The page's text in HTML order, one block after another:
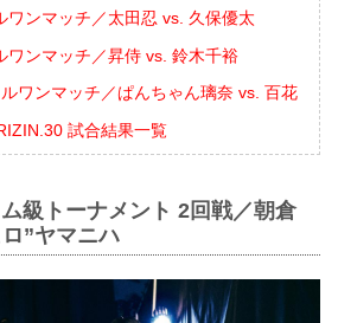
ワンマッチ／太田忍 vs. 久保優太
ワンマッチ／昇侍 vs. 鈴木千裕
ワンマッチ／ぱんちゃん璃奈 vs. 百花
試合結果一覧
級トーナメント 2回戦／朝倉
”ヤマニハ